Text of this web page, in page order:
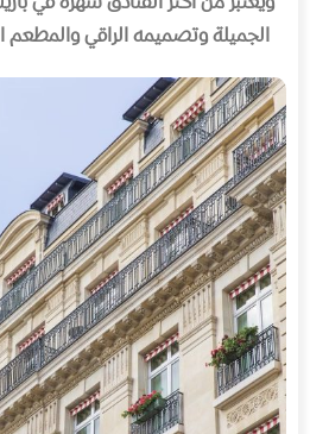
الجميلة وتصميمه الراقي والمطعم